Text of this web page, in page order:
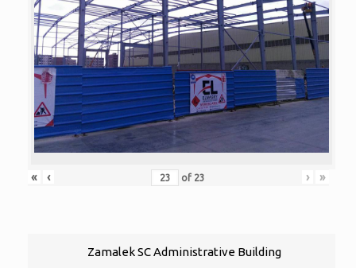
« ‹ of 23 › »
Zamalek SC Administrative Building